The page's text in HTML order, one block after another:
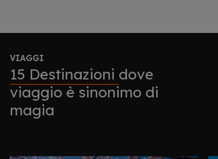
VIAGGI
15 Destinazioni dove
viaggio è sinonimo di
magia